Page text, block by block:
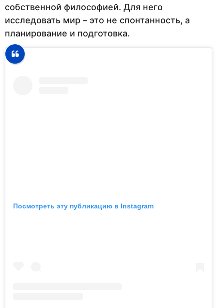
собственной философией. Для него
исследовать мир – это не спонтанность, а
планирование и подготовка.
Посмотреть эту публикацию в Instagram